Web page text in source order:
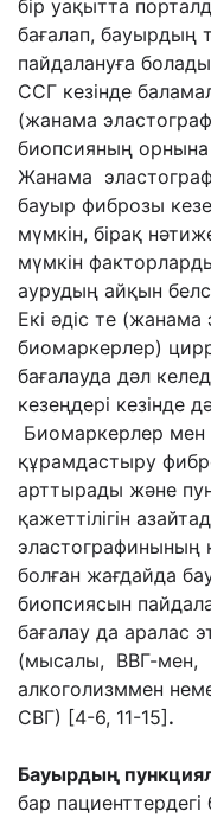
бір уақытта
бағалап, бауырдың
пайдалануға
ССГ кезінде
(жанама
биопсияның
Жанама
бауыр фиброзы
мүмкін, бірақ
мүмкін
аурудың айқын
Екі әдіс те
биомаркерлер)
бағалауда дәл
кезеңдері кезінде
Биомаркерлер
құрамдастыру
арттырады және
қажеттілігін
эластографинының
болған жағдайда
биопсиясын
бағалау да аралас
(мысалы, ВВГ-мен,
алкоголизммен
СВГ) [4-6, 11-15] .
Бауырдың
бар